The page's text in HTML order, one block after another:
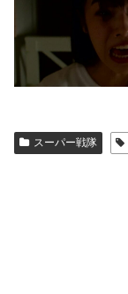
スーパー戦隊